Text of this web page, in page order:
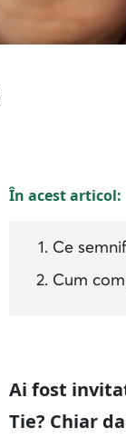
În acest articol:
Ce
Cum
Ai fost
Tie? Chiar